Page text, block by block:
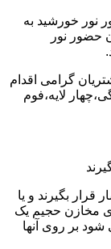
نور خورشید به
حضور نور
گرامی اقدام
لایه،فوم
قرار بگیرند و یا
مخازن حجیم یک
بر روی آنها